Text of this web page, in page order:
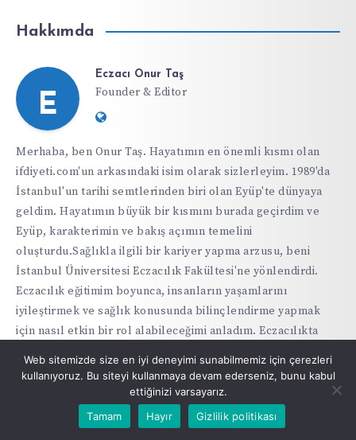
Hakkımda
E
Eczacı Onur Taş
Founder & Editor
Website:
Merhaba, ben Onur Taş. Hayatımın en önemli kısmı olan
ifdiyeti.com'un arkasındaki isim olarak sizlerleyim. 1989'da
İstanbul'un tarihi semtlerinden biri olan Eyüp'te dünyaya
geldim. Hayatımın büyük bir kısmını burada geçirdim ve
Eyüp, karakterimin ve bakış açımın temelini
oluşturdu.Sağlıkla ilgili bir kariyer yapma arzusu, beni
İstanbul Üniversitesi Eczacılık Fakültesi'ne yönlendirdi.
Eczacılık eğitimim boyunca, insanların yaşamlarını
iyileştirmek ve sağlık konusunda bilinçlendirme yapmak
için nasıl etkin bir rol alabileceğimi anladım. Eczacılıkta
yaratabilmek için genel sağlık ve beslenme üzerine ek
eğitimler aldım.İnsanların sağlık konusunda bilinçli ve
bilgiye dayalı kararlar vermesine yardımcı olma hedefiyle
ifdiyeti.com'u kurdum. Aralıklı oruç konusunda kendi kişisel
Web sitemizde size en iyi deneyimi sunabilmemiz için çerezleri
kullanıyoruz. Bu siteyi kullanmaya devam ederseniz, bunu kabul
ettiğinizi varsayarız.
Tamam
Hayır Gizlilik politikası